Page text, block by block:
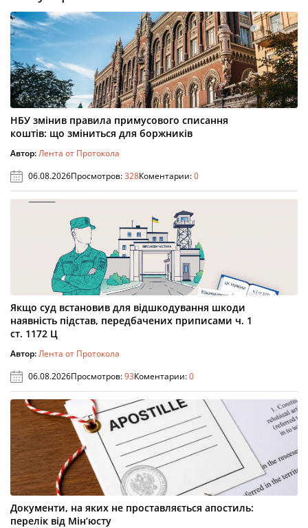
НБУ змінив правила примусового списання
коштів: що зміниться для боржників
Автор:Лента от Протокола
06.08.2026Просмотров:328Коментарии:0
Якщо суд встановив для відшкодування шкоди
наявність підстав, передбачених приписами ч. 1
ст. 1172 Ц
Автор:Лента от Протокола
06.08.2026Просмотров:93Коментарии:0
Документи, на яких не проставляється апостиль:
перелік від Мін’юсту